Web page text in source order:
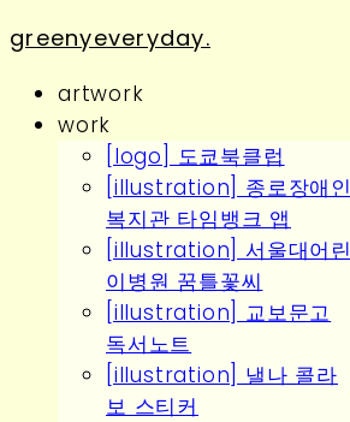
greenyeveryday.
artwork
work
[logo] 도쿄북클럽
[illustration] 종로장애인
복지관 타임뱅크 앱
[illustration] 서울대어린
이병원 꿈틀꽃씨
[illustration] 교보문고
독서노트
[illustration] 낼나 콜라
보 스티커